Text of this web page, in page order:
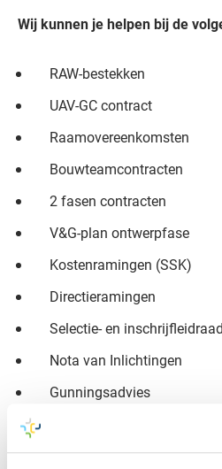
Wij kunnen je helpen bij de
RAW-bestekken
UAV-GC contract
Raamovereenkomsten
Bouwteamcontracten
2 fasen contracten
V&G-plan ontwerpfase
Kostenramingen (SSK)
Directieramingen
Selectie- en inschrijfleidraad
Nota van Inlichtingen
Gunningsadvies
Berekening